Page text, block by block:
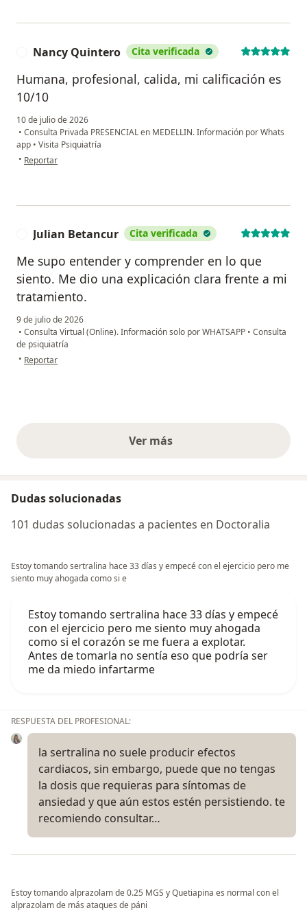
Nancy Quintero Cita verificada
Humana, profesional, calida, mi calificación es
10/10
10 de julio de 2026
• Consulta Privada PRESENCIAL en MEDELLIN. Información por Whats
app • Visita Psiquiatría
• en opinión del usuario Nancy Quintero
Reportar
Julian Betancur Cita verificada
Me supo entender y comprender en lo que
siento. Me dio una explicación clara frente a mi
tratamiento.
9 de julio de 2026
• Consulta Virtual (Online). Información solo por WHATSAPP • Consulta
de psiquiatría
• en opinión del usuario Julian Betancur
Reportar
Ver másopiniones anteriores
Dudas solucionadas
101 dudas solucionadas a pacientes en Doctoralia
Estoy tomando sertralina hace 33 días y empecé con el ejercicio pero me
siento muy ahogada como si e
Estoy tomando sertralina hace 33 días y empecé
con el ejercicio pero me siento muy ahogada
como si el corazón se me fuera a explotar.
Antes de tomarla no sentía eso que podría ser
me da miedo infartarme
RESPUESTA DEL PROFESIONAL:
la sertralina no suele producir efectos
cardiacos, sin embargo, puede que no tengas
la dosis que requieras para síntomas de
ansiedad y que aún estos estén persistiendo. te
recomiendo consultar…
Estoy tomando alprazolam de 0.25 MGS y Quetiapina es normal con el
alprazolam de más ataques de páni